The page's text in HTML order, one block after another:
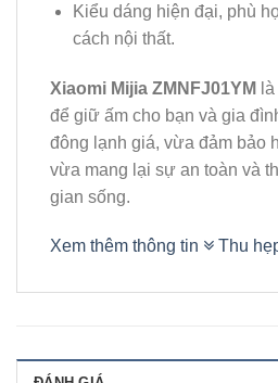
Kiểu dáng hiện đại, phù
cách nội thất.
Xiaomi Mijia ZMNFJ01YM
để giữ ấm cho bạn và gia
đông lạnh giá, vừa đảm bảo
vừa mang lại sự an toàn và
gian sống.
Xem thêm thông tin Thu